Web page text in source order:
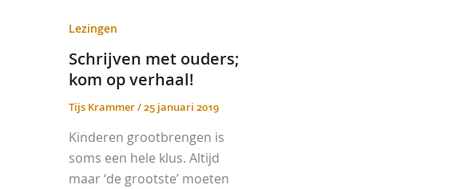
Lezingen
Schrijven met ouders;
kom op verhaal!
Tijs Krammer/25 januari 2019
Kinderen grootbrengen is
soms een hele klus. Altijd
maar ‘de grootste’ moeten